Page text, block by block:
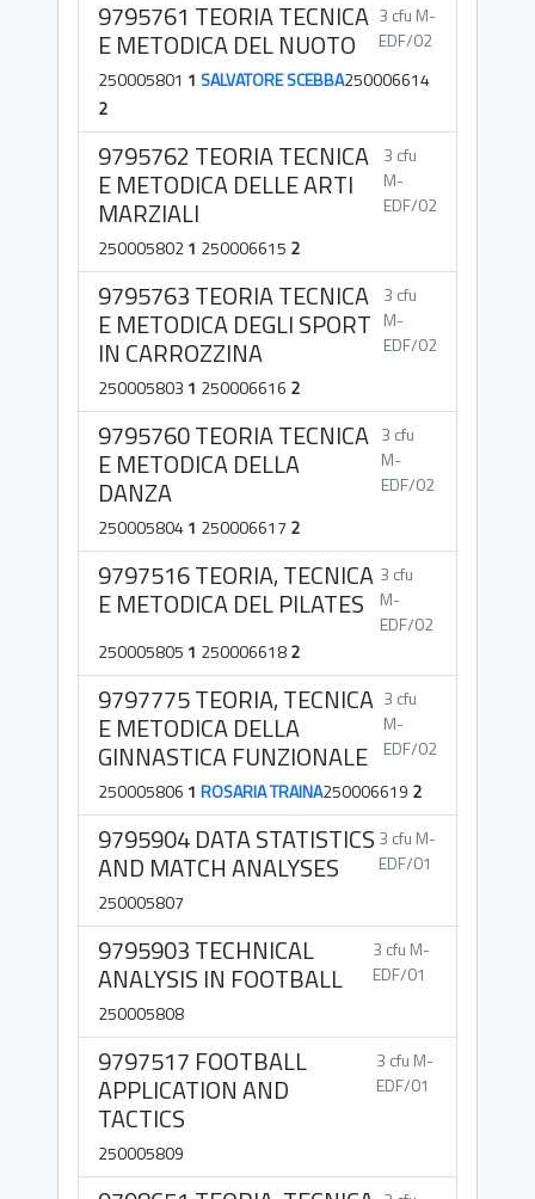
9795761 TEORIA TECNICA
E METODICA DEL NUOTO
3 cfu M-
EDF/02
250005801 1 SALVATORE SCEBBA250006614
2
9795762 TEORIA TECNICA
E METODICA DELLE ARTI
MARZIALI
3 cfu
M-
EDF/02
2500058021 250006615 2
9795763 TEORIA TECNICA
E METODICA DEGLI SPORT
IN CARROZZINA
3 cfu
M-
EDF/02
250005803 1 250006616 2
9795760 TEORIA TECNICA
E METODICA DELLA
DANZA
3 cfu
M-
EDF/02
2500058041 250006617 2
9797516 TEORIA, TECNICA
E METODICA DEL PILATES
3 cfu
M-
EDF/02
250005805 1 2500066182
9797775 TEORIA, TECNICA
E METODICA DELLA
GINNASTICA FUNZIONALE
3 cfu
M-
EDF/02
250005806 1 ROSARIA TRAINA250006619 2
9795904 DATA STATISTICS
AND MATCH ANALYSES
3 cfu M-
EDF/01
250005807
9795903 TECHNICAL
ANALYSIS IN FOOTBALL
3 cfu M-
EDF/01
250005808
9797517 FOOTBALL
APPLICATION AND
TACTICS
3 cfu M-
EDF/01
250005809